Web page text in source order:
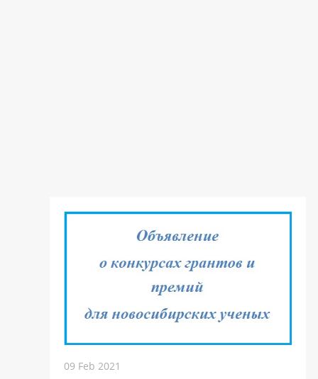
09 Feb 2021